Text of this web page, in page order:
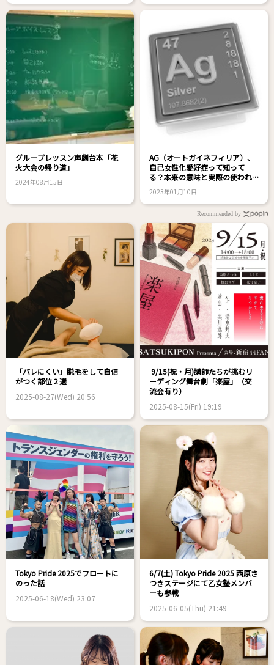
グループレッスン声劇台本「花
火大会の帰り道」
2024年08月15日
AG（オートガイネフィリア）、
自己女性化愛好症って知って
る？本来の意味と実際の使われ
2023年01月10日
Recommended by
「バレにくい」脱毛をして自信
がつく部位２選
2025-08-27(Wed) 20:56
9/15(祝・月)講師たちが挑むリ
ーディング舞台劇「楽屋」（交
流会有り）
2025-08-15(Fri) 19:19
Tokyo Pride 2025でフロートに
のった話
2025-06-18(Wed) 23:07
6/7(土) Tokyo Pride 2025 西原さ
つきステージにて乙女塾メンバ
ーも参戦
2025-06-05(Thu) 21:49